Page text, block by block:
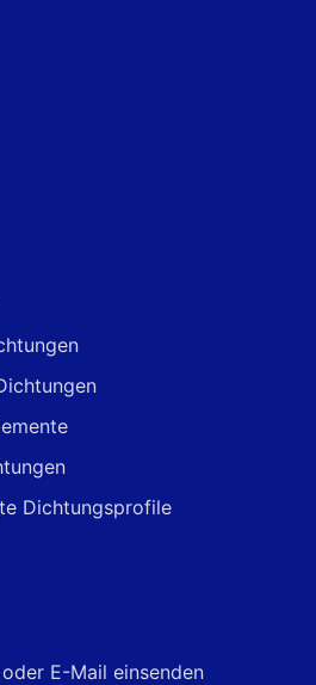
Dichtungsprofile
E-Mail einsenden